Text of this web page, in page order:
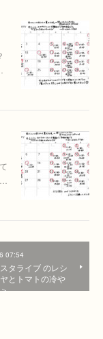
07:54
タライブ のレシ
とトマトの冷や